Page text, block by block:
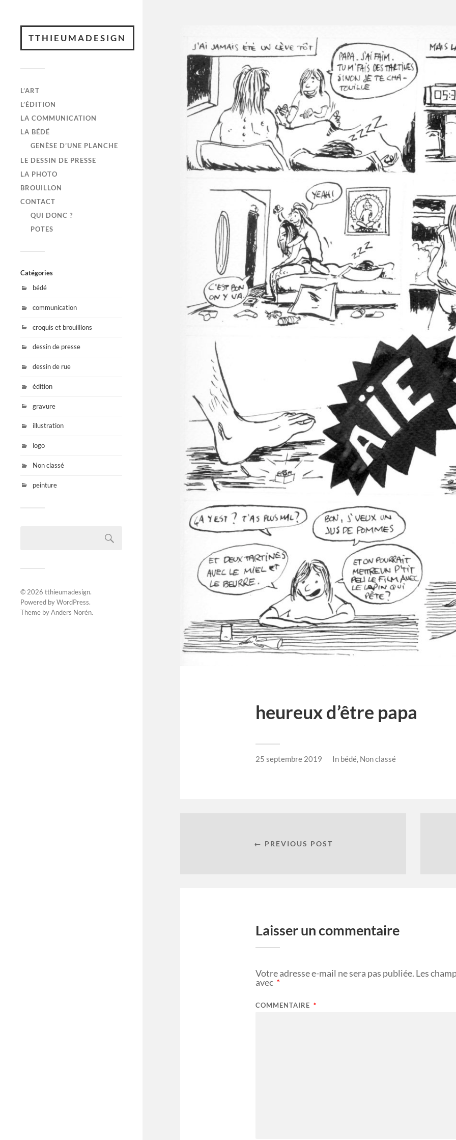
TTHIEUMADESIGN
L’ART
L’ÉDITION
LA COMMUNICATION
LA BÉDÉ
GENÈSE D’UNE PLANCHE
LE DESSIN DE PRESSE
LA PHOTO
BROUILLON
CONTACT
QUI DONC ?
POTES
Catégories
bédé
communication
croquis et brouilllons
dessin de presse
dessin de rue
édition
gravure
illustration
logo
Non classé
peinture
© 2026 tthieumadesign.
Powered byWordPress.
Theme byAnders Norén.
heureux d’être papa
25 septembre 2019 In bédé, Non classé
← PREVIOUS POST
Laisser un commentaire
Votre adresse e-mail ne sera pas publiée. Les
avec *
COMMENTAIRE *